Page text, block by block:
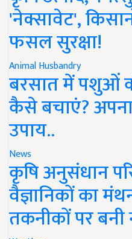
'नेक्सावेट',
फसल सुरक्षा!
Animal Husbandry
बरसात में पशुओं
कैसे बचाएं?
उपाय..
News
कृषि अनुसंधान
वैज्ञानिकों का
तकनीकों पर बनी